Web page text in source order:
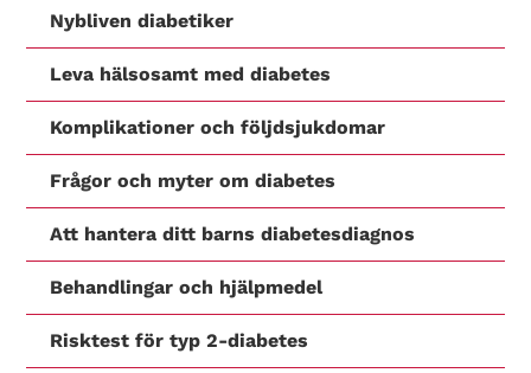
Nybliven diabetiker
Leva hälsosamt med diabetes
Komplikationer och följdsjukdomar
Frågor och myter om diabetes
Att hantera ditt barns diabetesdiagnos
Behandlingar och hjälpmedel
Risktest för typ 2-diabetes